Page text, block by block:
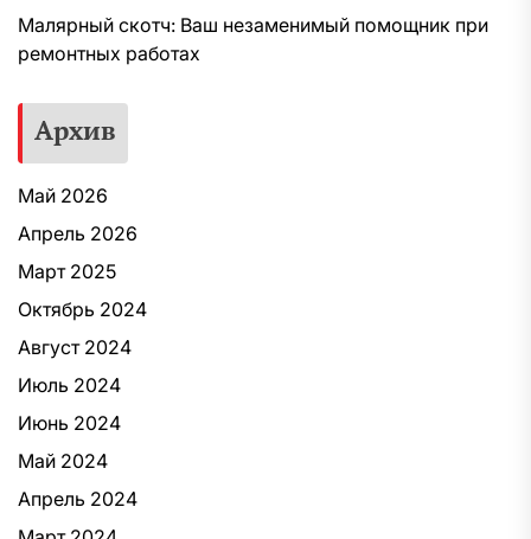
Малярный скотч: Ваш незаменимый помощник при
ремонтных работах
Архив
Май 2026
Апрель 2026
Март 2025
Октябрь 2024
Август 2024
Июль 2024
Июнь 2024
Май 2024
Апрель 2024